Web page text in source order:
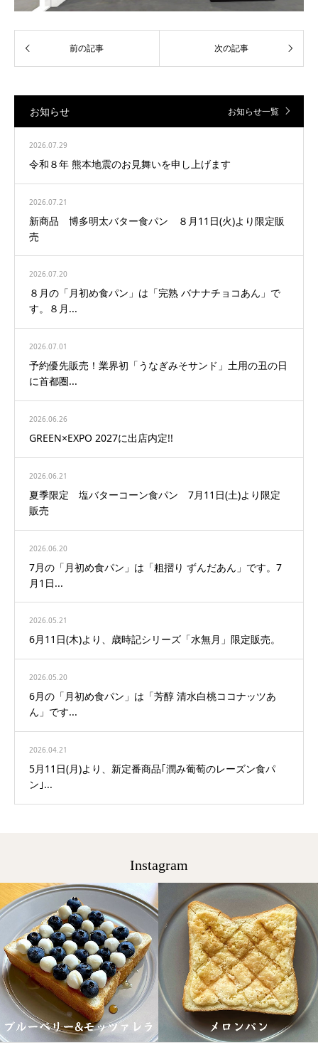
お知らせ お知らせ一覧
2026.07.29
令和８年 熊本地震のお見舞いを申し上げます
2026.07.21
新商品 博多明太バター食パン ８月11日(火)より限定販
売
2026.07.20
８月の「月初め食パン」は「完熟 バナナチョコあん」で
す。８月...
2026.07.01
予約優先販売！業界初「うなぎみそサンド」土用の丑の日
に首都圏...
2026.06.26
GREEN×EXPO 2027に出店内定!!
2026.06.21
夏季限定 塩バターコーン食パン 7月11日(土)より限定
販売
2026.06.20
7月の「月初め食パン」は「粗摺り ずんだあん」です。7
月1日...
2026.05.21
6月11日(木)より、歳時記シリーズ「水無月」限定販売。
2026.05.20
6月の「月初め食パン」は「芳醇 清水白桃ココナッツあ
ん」です...
2026.04.21
5月11日(月)より、新定番商品｢潤み葡萄のレーズン食パ
ン｣...
Instagram